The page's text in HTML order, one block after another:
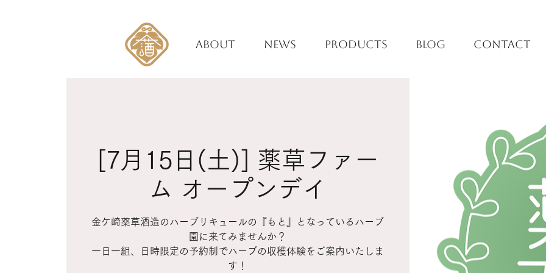
ABOUT NEWS PRODUCTS BLOG CONTACT
[7月15日(土)] 薬草ファー
ム オープンデイ
金ケ崎薬草酒造のハーブリキュールの『もと』となっているハーブ
園に来てみませんか？
一日一組、日時限定の予約制でハーブの収穫体験をご案内いたしま
す！